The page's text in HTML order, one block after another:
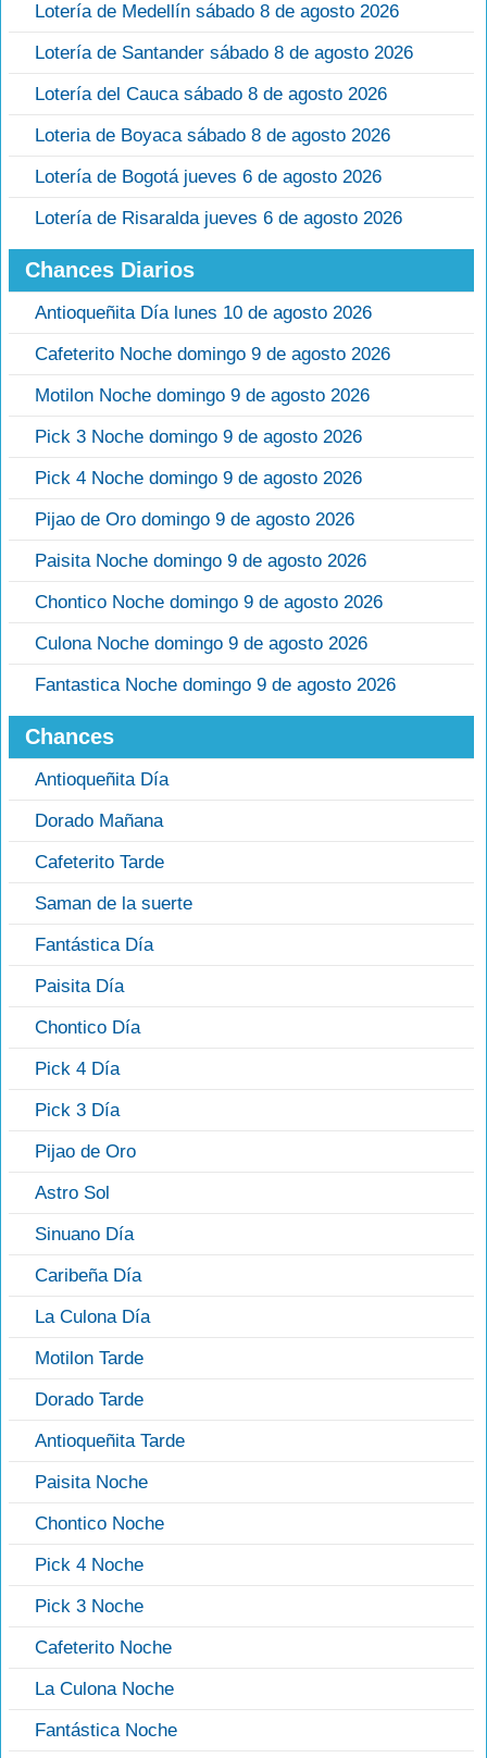
Lotería de Medellín sábado 8 de agosto 2026
Lotería de Santander sábado 8 de agosto 2026
Lotería del Cauca sábado 8 de agosto 2026
Loteria de Boyaca sábado 8 de agosto 2026
Lotería de Bogotá jueves 6 de agosto 2026
Lotería de Risaralda jueves 6 de agosto 2026
Chances Diarios
Antioqueñita Día lunes 10 de agosto 2026
Cafeterito Noche domingo 9 de agosto 2026
Motilon Noche domingo 9 de agosto 2026
Pick 3 Noche domingo 9 de agosto 2026
Pick 4 Noche domingo 9 de agosto 2026
Pijao de Oro domingo 9 de agosto 2026
Paisita Noche domingo 9 de agosto 2026
Chontico Noche domingo 9 de agosto 2026
Culona Noche domingo 9 de agosto 2026
Fantastica Noche domingo 9 de agosto 2026
Chances
Antioqueñita Día
Dorado Mañana
Cafeterito Tarde
Saman de la suerte
Fantástica Día
Paisita Día
Chontico Día
Pick 4 Día
Pick 3 Día
Pijao de Oro
Astro Sol
Sinuano Día
Caribeña Día
La Culona Día
Motilon Tarde
Dorado Tarde
Antioqueñita Tarde
Paisita Noche
Chontico Noche
Pick 4 Noche
Pick 3 Noche
Cafeterito Noche
La Culona Noche
Fantástica Noche